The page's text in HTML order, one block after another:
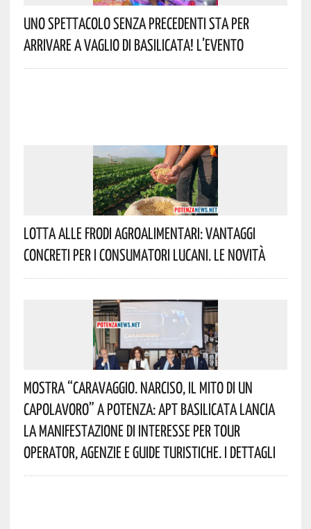
Uno Spettacolo Senza Precedenti Sta Per
Arrivare A Vaglio Di Basilicata! L’evento
Lotta Alle Frodi Agroalimentari: Vantaggi
Concreti Per I Consumatori Lucani. Le Novità
Mostra “Caravaggio. Narciso, Il Mito Di Un
Capolavoro” A Potenza: APT Basilicata Lancia
La Manifestazione Di Interesse Per Tour
Operator, Agenzie E Guide Turistiche. I Dettagli